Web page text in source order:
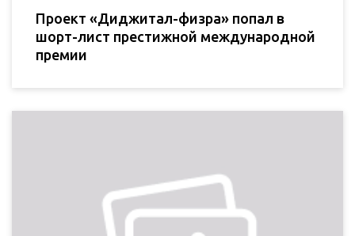
Проект «Диджитал-физра» попал в
шорт-лист престижной международной
премии